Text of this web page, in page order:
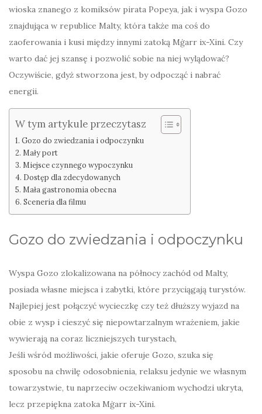
wioska znanego z komiksów pirata Popeya, jak i wyspa Gozo
znajdująca w republice Malty, która także ma coś do
zaoferowania i kusi między innymi zatoką Mġarr ix-Xini. Czy
warto dać jej szansę i pozwolić sobie na niej wylądować?
Oczywiście, gdyż stworzona jest, by odpocząć i nabrać
energii.
W tym artykule przeczytasz
Gozo do zwiedzania i odpoczynku
Mały port
Miejsce czynnego wypoczynku
Dostęp dla zdecydowanych
Mała gastronomia obecna
Sceneria dla filmu
Gozo do zwiedzania i odpoczynku
Wyspa Gozo zlokalizowana na północy zachód od Malty,
posiada własne miejsca i zabytki, które przyciągają turystów.
Najlepiej jest połączyć wycieczkę czy też dłuższy wyjazd na
obie z wysp i cieszyć się niepowtarzalnym wrażeniem, jakie
wywierają na coraz liczniejszych turystach,
Jeśli wśród możliwości, jakie oferuje Gozo, szuka się
sposobu na chwilę odosobnienia, relaksu jedynie we własnym
towarzystwie, tu naprzeciw oczekiwaniom wychodzi ukryta,
lecz przepiękna zatoka Mġarr ix-Xini.